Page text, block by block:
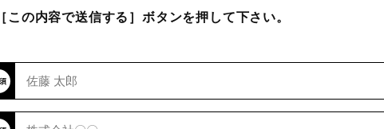
［この内容で送信する］ボタンを押して下さい。